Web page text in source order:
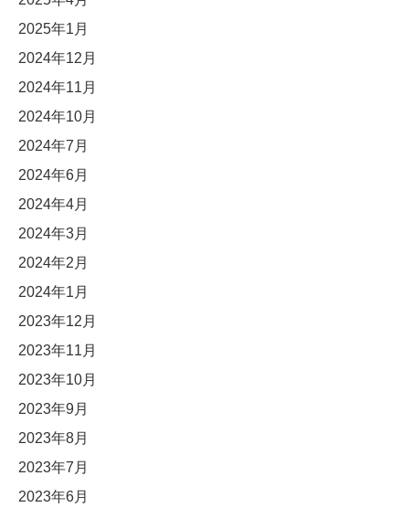
2025年1月
2024年12月
2024年11月
2024年10月
2024年7月
2024年6月
2024年4月
2024年3月
2024年2月
2024年1月
2023年12月
2023年11月
2023年10月
2023年9月
2023年8月
2023年7月
2023年6月